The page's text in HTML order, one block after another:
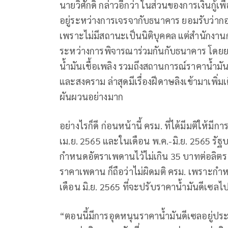
นายวิศักดิ์ กล่าวอีกว่า ในส่วนของการเงินกู้
อยู่ระหว่างการเจรจากับธนาคาร ยอมรับว่า
เพราะไม่มีสถานะเป็นนิติบุคคล แต่สำนักงา
ระหว่างการพิจารณาร่วมกันกับธนาคาร โด
น้ำมันเชื้อเพลิง รวมถึงสถานการณ์ราคาน้ำ
และสงคราม ล่าสุดมีเรื่องฝีดาษลิงเข้ามาเ
ผันผวนอย่างมาก
อย่างไรก็ดี ก่อนหน้านี้ ครม. ที่ได้มีมติให้มีก
เม.ย. 2565 และในเดือน พ.ค.-มิ.ย. 2565 รั
กำหนดอัตราเพดานไว้ไม่เกิน 35 บาทต่อลิต
ราคาเพดาน ก็ถือว่าไม่ผิดมติ ครม. เพราะก
เดือน มิ.ย. 2565 ที่จะปรับราคาน้ำมันดีเซล
“ตอนนี้มีการอุดหนุนราคาน้ำมันดีเซลอยู่ปร